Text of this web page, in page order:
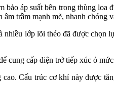
áp suất bên trong thùng loa
trầm mạnh mẽ, nhanh chóng
lớp lõi théo đã được chọn
cung cấp điện trở tiếp xúc ỏ
Cấu trúc cơ khí này được